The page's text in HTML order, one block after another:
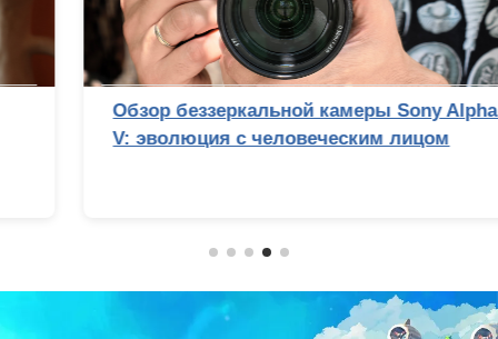
Обзор беззеркальной камеры Sony Alpha 7
V: эволюция с человеческим лицом